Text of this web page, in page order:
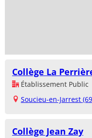
Collège La
Établissement Public
Soucieu-en-Jarrest
Collège Jean Zay